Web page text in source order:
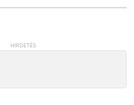
róla, akik ismerik az
ügyész, aki ma már
A massachusettsi állami